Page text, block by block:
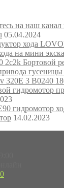
на наш
05.04.2024
хода
на мини
Бортовой
320E 3 B0240
гидромотор
гидромотор
14.02.2023